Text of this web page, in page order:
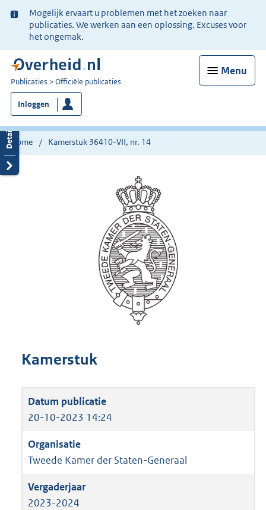
Ter
informatie:
Mogelijk ervaart u problemen met het zoeken naar
publicaties. We werken aan een oplossing. Excuses voor
het ongemak.
Menu
U
bent
nu
hier:
Publicaties Officiële publicaties
Inloggen
Home Kamerstuk 36410-VII, nr. 14
Kamerstuk
20-10-2023 14:24
Tweede Kamer der Staten-Generaal
2023-2024